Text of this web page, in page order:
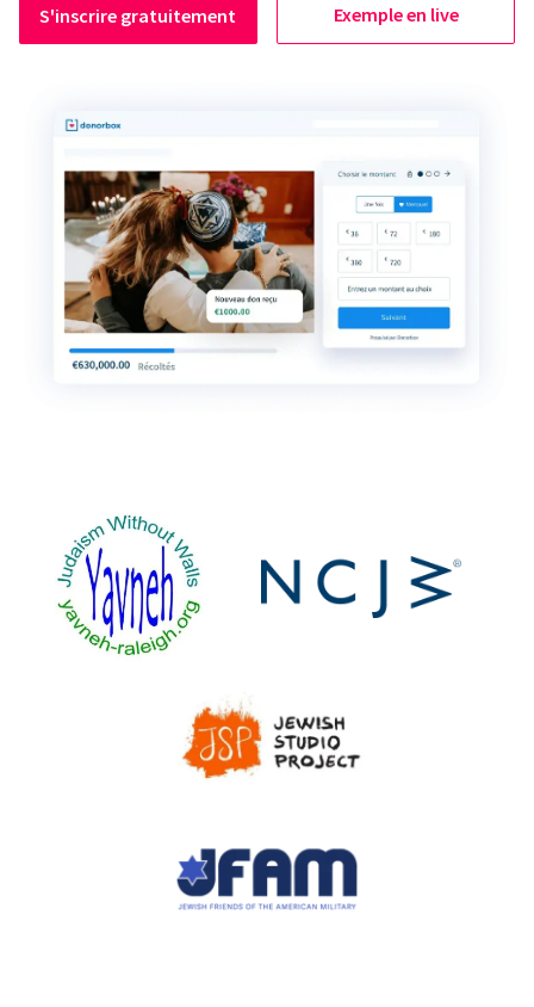
S'inscrire gratuitement Exemple en live